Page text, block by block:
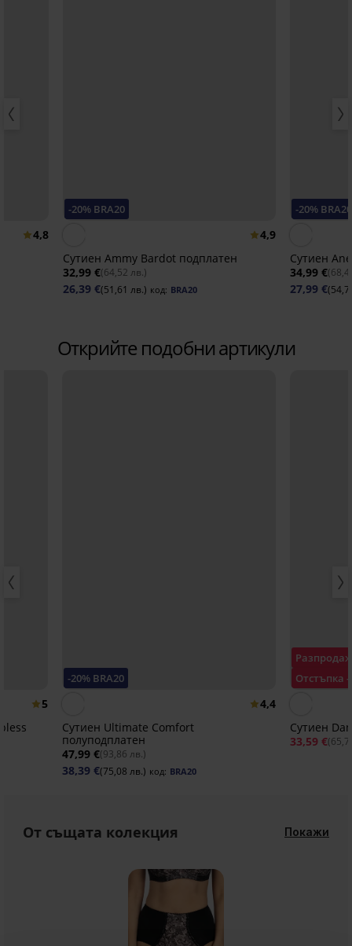
4,8
-20% BRA20
4,9
Сутиен Ammy Bardot подплатен
32,99 €(64,52 лв.)
26,39 €(51,61 лв.) код: BRA20
-20% BRA20
Сутиен
34,99 €
27,99 €
Открийте подобни артикули
5
-20% BRA20
4,4
Сутиен Ultimate Comfort
полуподплатен
47,99 €(93,86 лв.)
38,39 €(75,08 лв.) код: BRA20
Отстъпка -
Сутиен
33,59 €
От същата колекция Покажи